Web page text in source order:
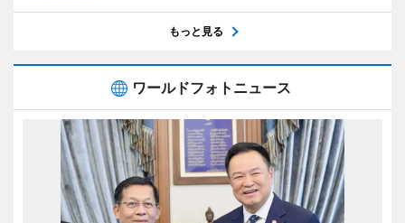
もっと見る
ワールドフォトニュース